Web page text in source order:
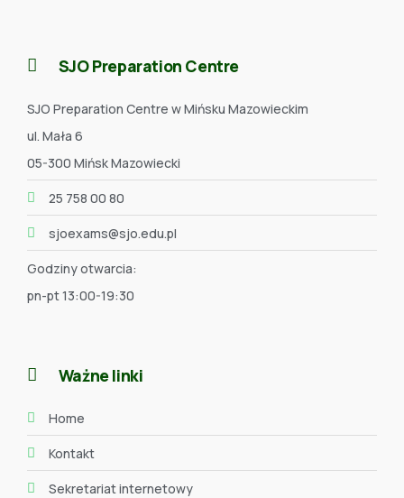
SJO Preparation Centre
SJO Preparation Centre w Mińsku Mazowieckim
ul. Mała 6
05-300 Mińsk Mazowiecki
25 758 00 80
sjoexams@sjo.edu.pl
Godziny otwarcia:
pn-pt 13:00-19:30
Ważne linki
Home
Kontakt
Sekretariat internetowy